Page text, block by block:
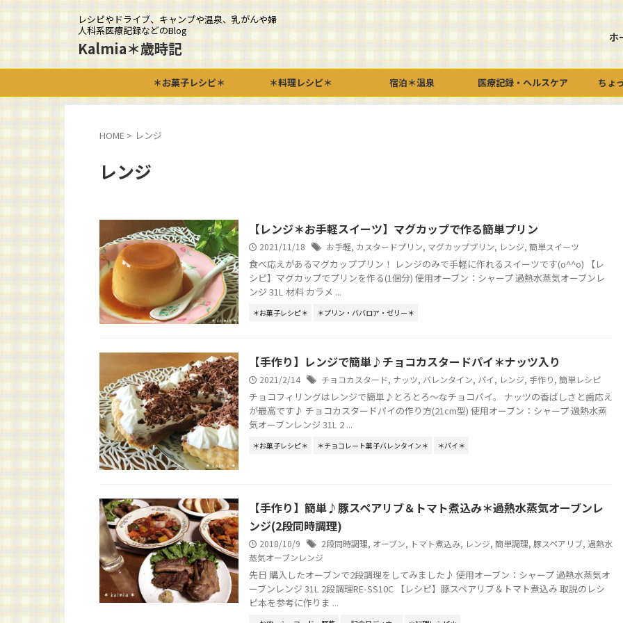
レシピやドライブ、キャンプや温泉、乳がんや婦
人科系医療記録などのBlog
Kalmia＊歳時記
ホ
＊お菓子レシピ＊ ＊料理レシピ＊ 宿泊＊温泉 医療記録・ヘルスケア ちょ
HOME > レンジ
レンジ
【レンジ＊お手軽スイーツ】マグカップで作る簡単プリン
2021/11/18 お手軽, カスタードプリン, マグカッププリン, レンジ, 簡単スイーツ
食べ応えがあるマグカッププリン！ レンジのみで手軽に作れるスイーツです(o^^o) 【レ
シピ】マグカップでプリンを作る(1個分) 使用オーブン：シャープ 過熱水蒸気オーブンレ
ンジ 31L 材料 カラメ ...
＊お菓子レシピ＊ ＊プリン・ババロア・ゼリー＊
【手作り】レンジで簡単♪チョコカスタードパイ＊ナッツ入り
2021/2/14 チョコカスタード, ナッツ, バレンタイン, パイ, レンジ, 手作り, 簡単レシピ
チョコフィリングはレンジで簡単♪とろとろ～なチョコパイ。 ナッツの香ばしさと歯応え
が最高です♪ チョコカスタードパイの作り方(21cm型) 使用オーブン：シャープ 過熱水蒸
気オーブンレンジ 31L 2 ...
＊お菓子レシピ＊ ＊チョコレート菓子バレンタイン＊ ＊パイ＊
【手作り】簡単♪豚スペアリブ＆トマト煮込み＊過熱水蒸気オーブンレ
ンジ(2段同時調理)
2018/10/9 2段同時調理, オーブン, トマト煮込み, レンジ, 簡単調理, 豚スペアリブ, 過熱水
蒸気オーブンレンジ
先日 購入したオーブンで2段調理をしてみました♪ 使用オーブン：シャープ 過熱水蒸気オ
ーブンレンジ 31L 2段調理RE-SS10C 【レシピ】豚スペアリブ＆トマト煮込み 取説のレシ
ピ本を参考に作りま ...